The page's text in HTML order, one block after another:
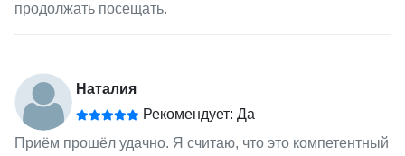
продолжать посещать.
Наталия
Рекомендует: Да
Приём прошёл удачно. Я считаю, что это компетентный